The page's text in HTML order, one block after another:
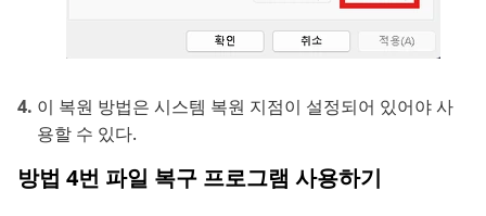
이 복원 방법은 시스템 복원 지점이 설정되어 있어야 사
용할 수 있다.
방법 4번 파일 복구 프로그램 사용하기